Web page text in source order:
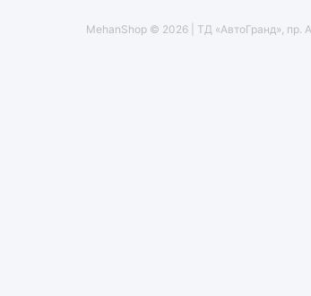
MehanShop © 2026 | ТД «АвтоГранд», пр.